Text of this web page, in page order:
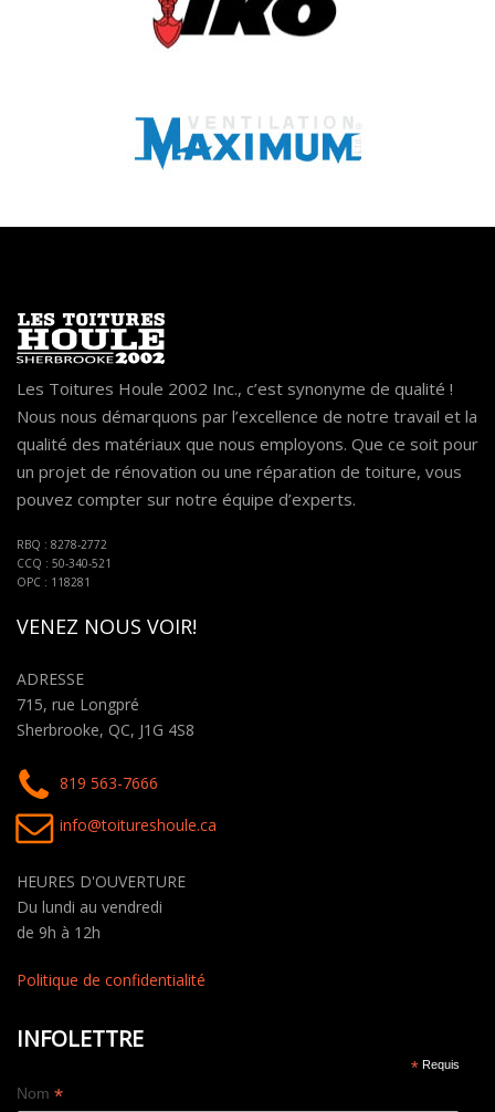
Les Toitures Houle 2002 Inc., c’est synonyme de qualité !
Nous nous démarquons par l’excellence de notre travail et la
qualité des matériaux que nous employons. Que ce soit pour
un projet de rénovation ou une réparation de toiture, vous
pouvez compter sur notre équipe d’experts.
RBQ : 8278-2772
CCQ : 50-340-521
OPC : 118281
VENEZ NOUS VOIR!
ADRESSE
715, rue Longpré
Sherbrooke, QC, J1G 4S8
819 563-7666
info@toitureshoule.ca
HEURES D'OUVERTURE
Du lundi au vendredi
de 9h à 12h
Politique de confidentialité
INFOLETTRE
* Requis
Nom *